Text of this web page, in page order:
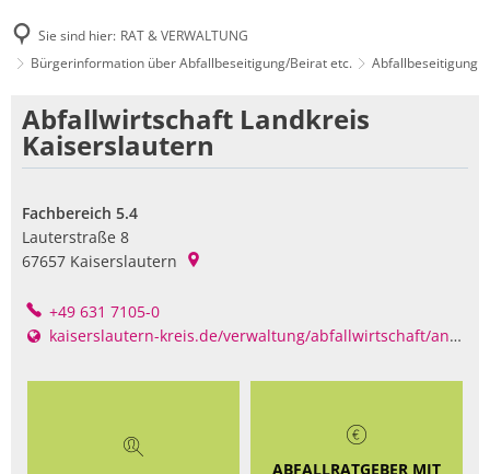
Sie sind hier: RAT & VERWALTUNG
Bürgerinformation über Abfallbeseitigung/Beirat etc.
Abfallbeseitigung
Abfallbeseitigung
Abfallwirtschaft Landkreis
Kaiserslautern
Fachbereich 5.4
Lauterstraße 8
67657 Kaiserslautern
+49 631 7105-0
kaiserslautern-kreis.de/verwaltung/abfallwirtschaft/ansprechpartner/
ABFALLRATGEBER MIT